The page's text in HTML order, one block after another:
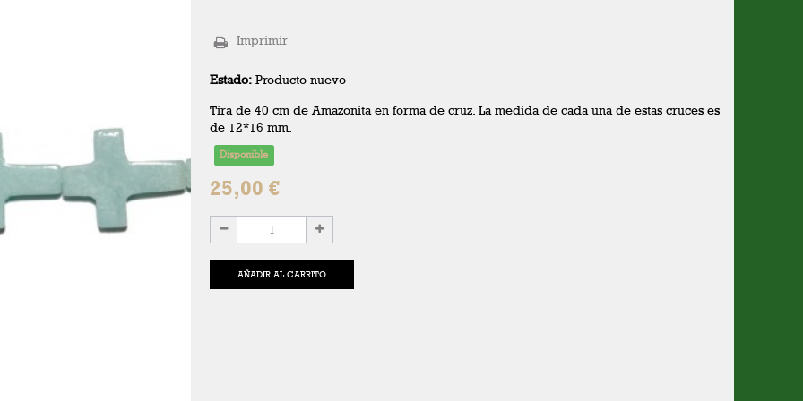
Imprimir
Estado: Producto nuevo
Tira de 40 cm de Amazonita en forma de cruz. La medida de cada una de estas cruces es
de 12*16 mm.
Disponible
25,00 €
AÑADIR AL CARRITO